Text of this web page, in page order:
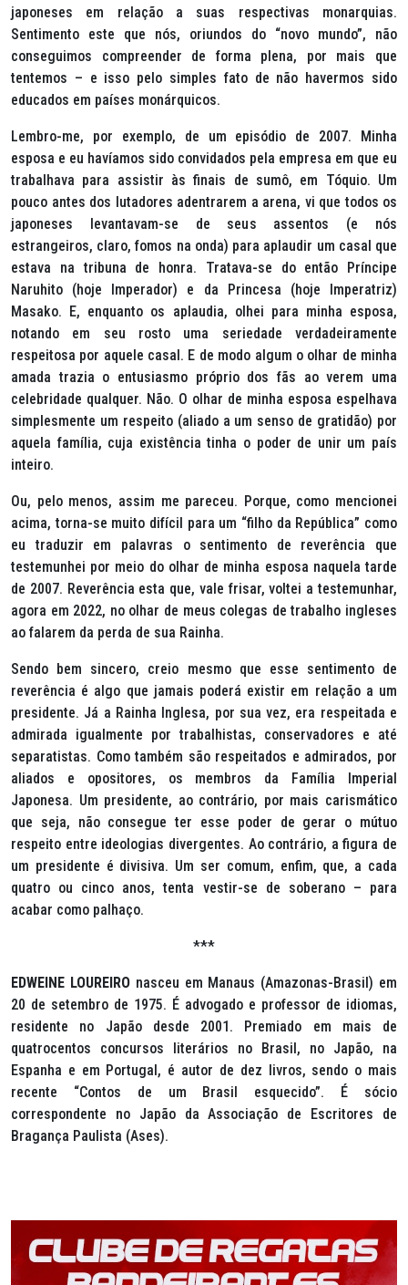
japoneses em relação a suas respectivas monarquias.
Sentimento este que nós, oriundos do “novo mundo”, não
conseguimos compreender de forma plena, por mais que
tentemos – e isso pelo simples fato de não havermos sido
educados em países monárquicos.
Lembro-me, por exemplo, de um episódio de 2007. Minha
esposa e eu havíamos sido convidados pela empresa em que eu
trabalhava para assistir às finais de sumô, em Tóquio. Um
pouco antes dos lutadores adentrarem a arena, vi que todos os
japoneses levantavam-se de seus assentos (e nós
estrangeiros, claro, fomos na onda) para aplaudir um casal que
estava na tribuna de honra. Tratava-se do então Príncipe
Naruhito (hoje Imperador) e da Princesa (hoje Imperatriz)
Masako. E, enquanto os aplaudia, olhei para minha esposa,
notando em seu rosto uma seriedade verdadeiramente
respeitosa por aquele casal. E de modo algum o olhar de minha
amada trazia o entusiasmo próprio dos fãs ao verem uma
celebridade qualquer. Não. O olhar de minha esposa espelhava
simplesmente um respeito (aliado a um senso de gratidão) por
aquela família, cuja existência tinha o poder de unir um país
inteiro.
Ou, pelo menos, assim me pareceu. Porque, como mencionei
acima, torna-se muito difícil para um “filho da República” como
eu traduzir em palavras o sentimento de reverência que
testemunhei por meio do olhar de minha esposa naquela tarde
de 2007. Reverência esta que, vale frisar, voltei a testemunhar,
agora em 2022, no olhar de meus colegas de trabalho ingleses
ao falarem da perda de sua Rainha.
Sendo bem sincero, creio mesmo que esse sentimento de
reverência é algo que jamais poderá existir em relação a um
presidente. Já a Rainha Inglesa, por sua vez, era respeitada e
admirada igualmente por trabalhistas, conservadores e até
separatistas. Como também são respeitados e admirados, por
aliados e opositores, os membros da Família Imperial
Japonesa. Um presidente, ao contrário, por mais carismático
que seja, não consegue ter esse poder de gerar o mútuo
respeito entre ideologias divergentes. Ao contrário, a figura de
um presidente é divisiva. Um ser comum, enfim, que, a cada
quatro ou cinco anos, tenta vestir-se de soberano – para
acabar como palhaço.
***
EDWEINE LOUREIROnasceu em Manaus (Amazonas-Brasil) em
20 de setembro de 1975. É advogado e professor de idiomas,
residente no Japão desde 2001. Premiado em mais de
quatrocentos concursos literários no Brasil, no Japão, na
Espanha e em Portugal, é autor de dez livros, sendo o mais
recente “Contos de um Brasil esquecido”. É sócio
correspondente no Japão da Associação de Escritores de
Bragança Paulista (Ases).